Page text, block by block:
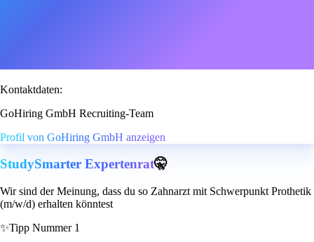
Kontaktdaten:
GoHiring GmbH Recruiting-Team
Profil von GoHiring GmbH anzeigen
StudySmarter Expertenrat🤫
Wir sind der Meinung, dass du so Zahnarzt mit Schwerpunkt Prothetik
(m/w/d) erhalten könntest
✨Tipp Nummer 1